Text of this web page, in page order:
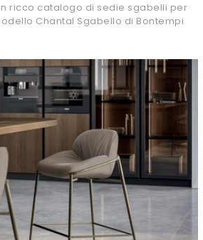
ricco catalogo di sedie sgabelli per
Chantal Sgabello di Bontempi